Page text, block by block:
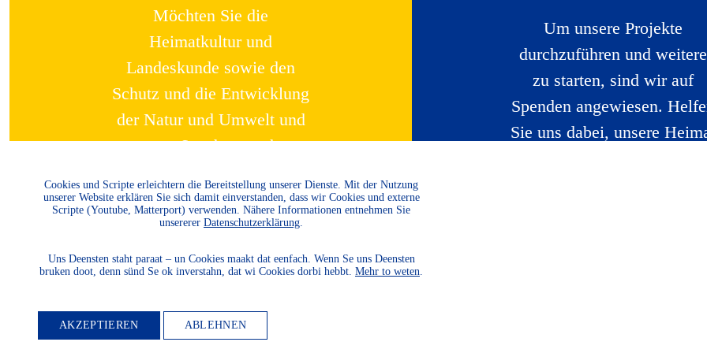
Möchten Sie die
Heimatkultur und
Landeskunde sowie den
Schutz und die Entwicklung
der Natur und Umwelt und
unserer Landessprachen
Mitglied.
Um unsere Projekte
durchzuführen und weitere
zu starten, sind wir auf
Spenden angewiesen.
Sie uns dabei, unsere
Cookies und Scripte erleichtern die Bereitstellung unserer Dienste. Mit der Nutzung
unserer Website erklären Sie sich damit einverstanden, dass wir Cookies und externe
Scripte (Youtube, Matterport) verwenden. Nähere Informationen entnehmen Sie
unsererer Datenschutzerklärung
Uns Deensten staht paraat – un Cookies maakt dat eenfach. Wenn Se uns Deensten
bruken doot, denn sünd Se ok inverstahn, dat wi Cookies dorbi hebbt. Mehr to weten
AKZEPTIEREN ABLEHNEN